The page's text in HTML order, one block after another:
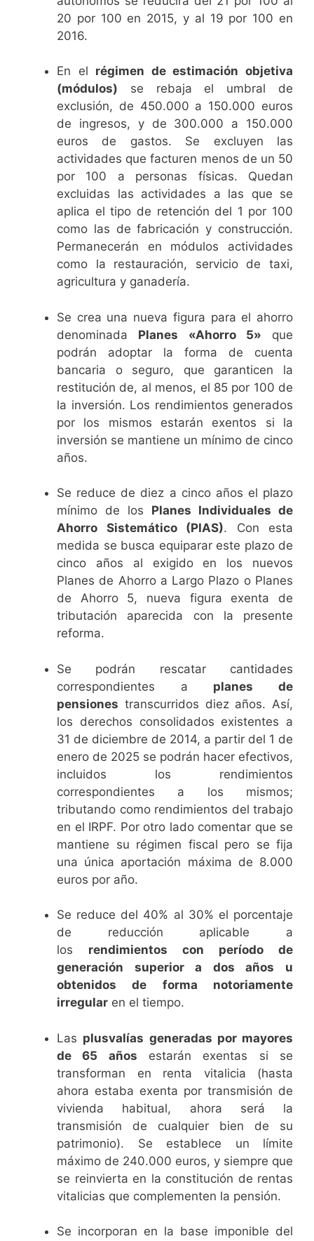
20 por 100 en 2015, y al 19 por 100 en
2016.
En el régimen de estimación objetiva
(módulos) se rebaja el umbral de
exclusión, de 450.000 a 150.000 euros
de ingresos, y de 300.000 a 150.000
euros de gastos. Se excluyen las
actividades que facturen menos de un 50
por 100 a personas físicas. Quedan
excluidas las actividades a las que se
aplica el tipo de retención del 1 por 100
como las de fabricación y construcción.
Permanecerán en módulos actividades
como la restauración, servicio de taxi,
agricultura y ganadería.
Se crea una nueva figura para el ahorro
denominada Planes «Ahorro 5» que
podrán adoptar la forma de cuenta
bancaria o seguro, que garanticen la
restitución de, al menos, el 85 por 100 de
la inversión. Los rendimientos generados
por los mismos estarán exentos si la
inversión se mantiene un mínimo de cinco
años.
Se reduce de diez a cinco años el plazo
mínimo de los Planes Individuales de
Ahorro Sistemático (PIAS). Con esta
medida se busca equiparar este plazo de
cinco años al exigido en los nuevos
Planes de Ahorro a Largo Plazo o Planes
de Ahorro 5, nueva figura exenta de
tributación aparecida con la presente
reforma.
Se podrán rescatar cantidades
correspondientes a planes de
pensiones transcurridos diez años. Así,
los derechos consolidados existentes a
31 de diciembre de 2014, a partir del 1 de
enero de 2025 se podrán hacer efectivos,
incluidos los rendimientos
correspondientes a los mismos;
tributando como rendimientos del trabajo
en el IRPF. Por otro lado comentar que se
mantiene su régimen fiscal pero se fija
una única aportación máxima de 8.000
euros por año.
Se reduce del 40% al 30% el porcentaje
de reducción aplicable a
los rendimientos con período de
generación superior a dos años u
obtenidos de forma notoriamente
irregular en el tiempo.
Las plusvalías generadas por mayores
de 65 años estarán exentas si se
transforman en renta vitalicia (hasta
ahora estaba exenta por transmisión de
vivienda habitual, ahora será la
transmisión de cualquier bien de su
patrimonio). Se establece un límite
máximo de 240.000 euros, y siempre que
se reinvierta en la constitución de rentas
vitalicias que complementen la pensión.
Se incorporan en la base imponible del